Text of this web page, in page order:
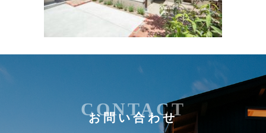
お問い合わせ
CONTACT